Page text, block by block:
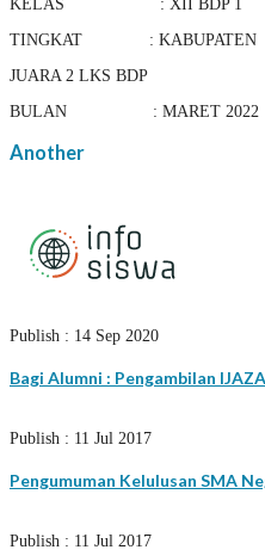
KELAS : XII BDP 1
TINGKAT : KABUPATEN
JUARA 2 LKS BDP
BULAN : MARET 2022
Another
Publish : 14 Sep 2020
Bagi Alumni : Pengambilan
Publish : 11 Jul 2017
Pengumuman Kelulusan SMA
Publish : 11 Jul 2017